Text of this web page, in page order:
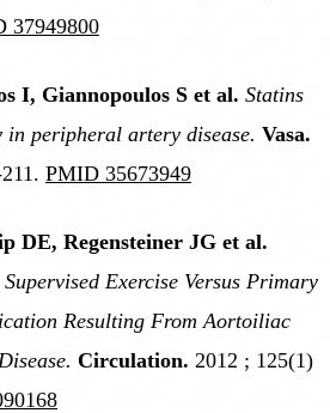
37949800
I, Giannopoulos S et al. Statins
peripheral artery disease. Vasa.
PMID 35673949
DE, Regensteiner JG et al.
Supervised Exercise Versus Primary
Resulting From Aortoiliac
Circulation. 2012 ; 125(1)